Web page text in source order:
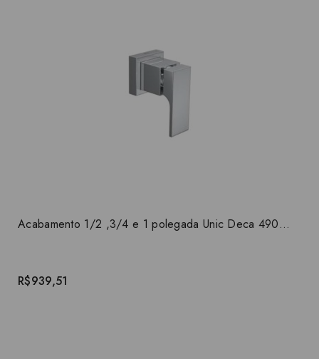
Acabamento 1/2 ,3/4 e 1 polegada Unic Deca 4900.C90.PQ
R$939,51